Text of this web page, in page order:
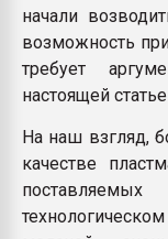
начали
возможность
требует
настоящей
На наш взгляд,
качестве